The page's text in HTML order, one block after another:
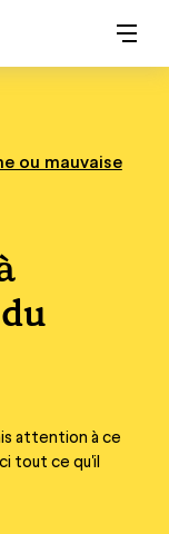
ou mauvaise
attention à ce
tout ce qu'il